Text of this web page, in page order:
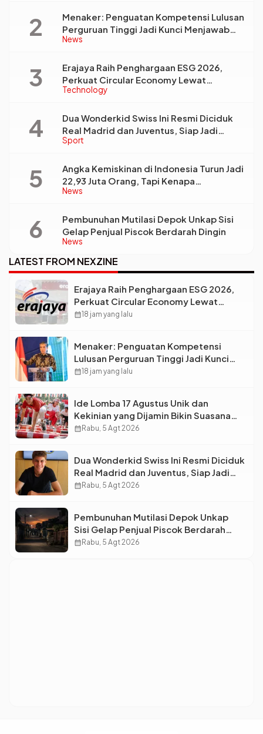
News
Menaker: Penguatan Kompetensi Lulusan
Perguruan Tinggi Jadi Kunci Menjawab
Kebutuhan Dunia Kerja
Technology
Erajaya Raih Penghargaan ESG 2026,
Perkuat Circular Economy Lewat
Pengelolaan Limbah Berkelanjutan
Sport
Dua Wonderkid Swiss Ini Resmi Diciduk
Real Madrid dan Juventus, Siap Jadi
Bintang Baru Eropa
News
Angka Kemiskinan di Indonesia Turun Jadi
22,93 Juta Orang, Tapi Kenapa
Ketimpangan Desa dan Kota Malah Makin
News
Pembunuhan Mutilasi Depok Unkap Sisi
Gelap Penjual Piscok Berdarah Dingin
LATEST FROM NEXZINE
Erajaya Raih Penghargaan ESG 2026,
Perkuat Circular Economy Lewat
Pengelolaan Limbah Berkelanjutan
calendar_month18 jam yang lalu
Menaker: Penguatan Kompetensi
Lulusan Perguruan Tinggi Jadi Kunci
Menjawab Kebutuhan Dunia Kerja
calendar_month18 jam yang lalu
Ide Lomba 17 Agustus Unik dan
Kekinian yang Dijamin Bikin Suasana
Makin Pecah
calendar_month Rabu, 5 Agt 2026
Dua Wonderkid Swiss Ini Resmi Diciduk
Real Madrid dan Juventus, Siap Jadi
Bintang Baru Eropa
calendar_month Rabu, 5 Agt 2026
Pembunuhan Mutilasi Depok Unkap
Sisi Gelap Penjual Piscok Berdarah
Dingin
calendar_month Rabu, 5 Agt 2026